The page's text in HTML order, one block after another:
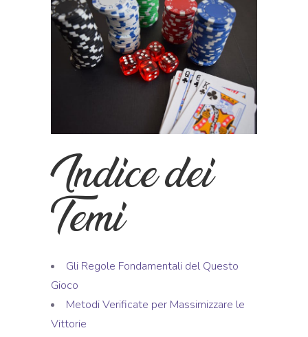
Indice dei
Temi
Gli Regole Fondamentali del Questo
Gioco
Metodi Verificate per Massimizzare le
Vittorie